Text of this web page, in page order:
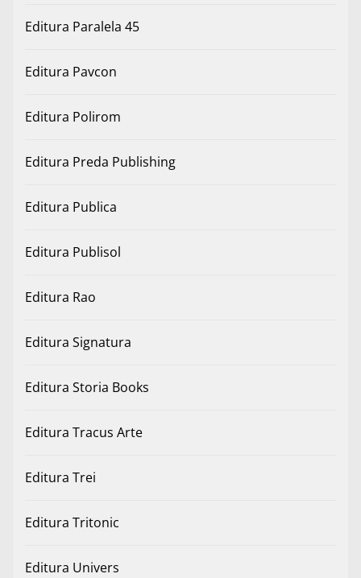
Editura Paralela 45
Editura Pavcon
Editura Polirom
Editura Preda Publishing
Editura Publica
Editura Publisol
Editura Rao
Editura Signatura
Editura Storia Books
Editura Tracus Arte
Editura Trei
Editura Tritonic
Editura Univers